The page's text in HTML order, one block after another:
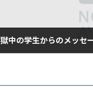
獄中の学生からのメッセ